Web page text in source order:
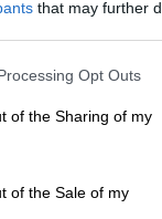
that may further
website/app uses one
or usage behaviour.
to Google and its
specified purposes
Opt Outs
of the Sharing of my
of the Sale of my
την
Χατζημάρκο.
υλοποίηση